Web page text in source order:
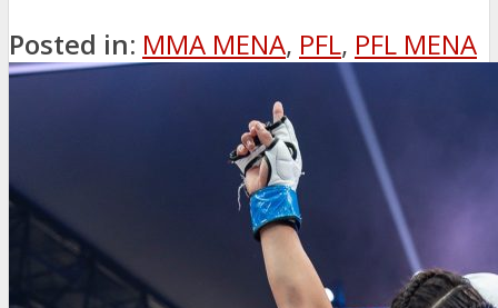
Posted in: MMA MENA, PFL, PFL MENA